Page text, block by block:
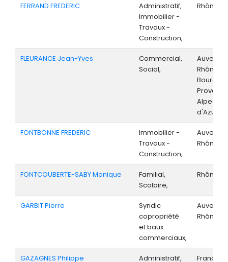
FERRAND FREDERIC
Administratif,
Immobilier -
Travaux -
Construction,
Rhône-
FLEURANCE Jean-Yves
Commercial,
Social,
Rhône-
Alpes-
d'Azur,
FONTBONNE FREDERIC
Immobilier -
Travaux -
Construction,
Rhône-
FONTCOUBERTE-SABY Monique
Familial,
Scolaire,
Rhône-
GARBIT Pierre
Syndic
copropriété
et baux
commerciaux,
Rhône-
GAZAGNES Philippe Administratif, France